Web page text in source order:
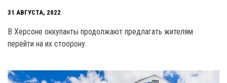
31 АВГУСТА, 2022
В Херсоне оккупанты продолжают предлагать жителям
перейти на их стоорону.